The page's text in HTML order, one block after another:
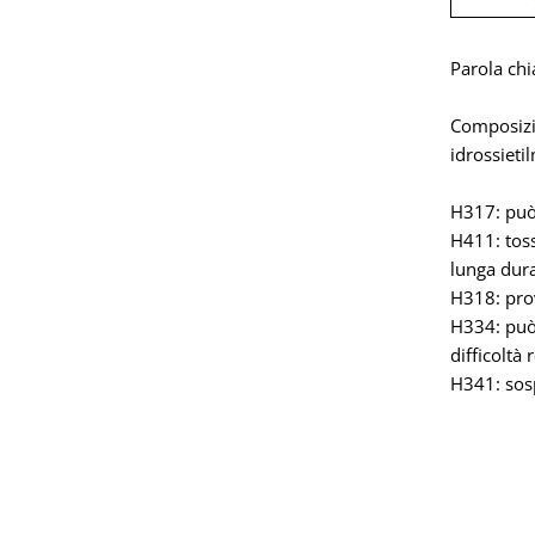
Parola
H317:
H411:
lunga
H318:
H334:
difficoltà
H341: